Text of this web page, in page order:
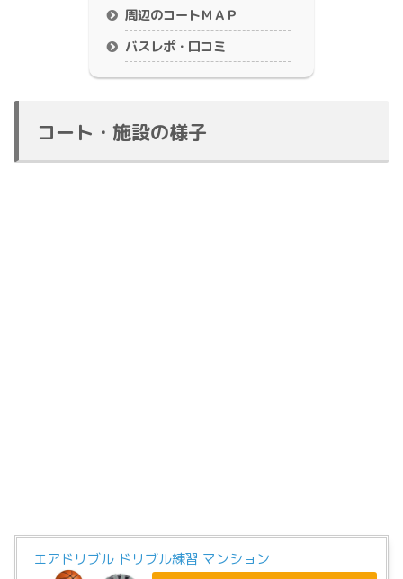
周辺のコートＭＡＰ
バスレポ・口コミ
コート・施設の様子
エアドリブル ドリブル練習 マンション